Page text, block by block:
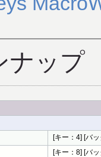
ナップ
[キー：4] [バ
[キー：8] [バ